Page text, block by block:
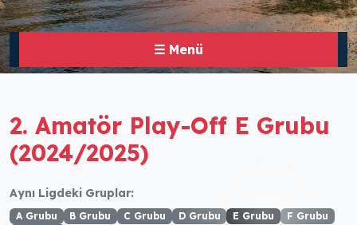
☰ Menü
2. Amatör Play-Off E Grubu
(2024/2025)
Aynı Ligdeki Gruplar:
A Grubu B Grubu C Grubu D Grubu E Grubu
F Grubu